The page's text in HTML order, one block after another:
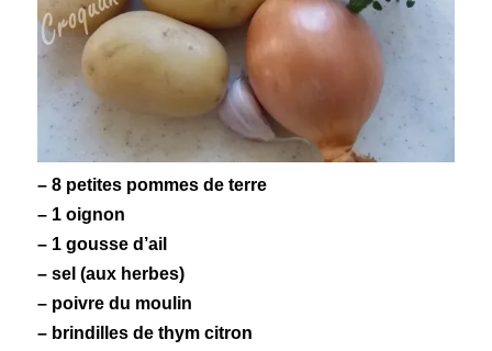
– 8 petites pommes de terre
– 1 oignon
– 1 gousse d’ail
– sel (aux herbes)
– poivre du moulin
– brindilles de thym citron